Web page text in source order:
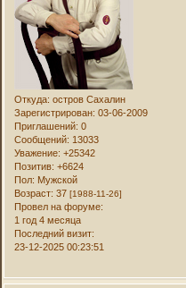
Откуда: остров Сахалин
Зарегистрирован: 03-06-2009
Приглашений: 0
Сообщений: 13033
Уважение: +25342
Позитив: +6624
Пол: Мужской
Возраст: 37[1988-11-26]
Провел на форуме:
1 год 4 месяца
Последний визит:
23-12-2025 00:23:51